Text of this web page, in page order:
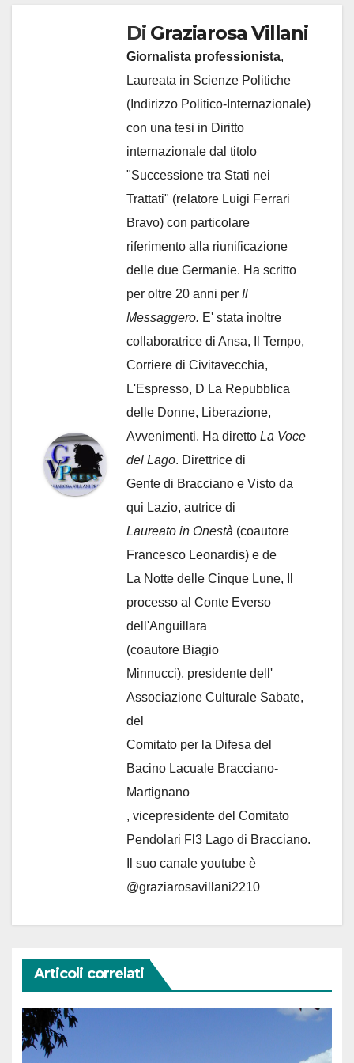
Di Graziarosa Villani
Giornalista professionista,
Laureata in Scienze Politiche
(Indirizzo Politico-Internazionale)
con una tesi in Diritto
internazionale dal titolo
"Successione tra Stati nei
Trattati" (relatore Luigi Ferrari
Bravo) con particolare
riferimento alla riunificazione
delle due Germanie. Ha scritto
per oltre 20 anni per Il
Messaggero. E' stata inoltre
collaboratrice di Ansa, Il Tempo,
Corriere di Civitavecchia,
L'Espresso, D La Repubblica
delle Donne, Liberazione,
Avvenimenti. Ha diretto La Voce
del Lago. Direttrice di
Gente di Bracciano e Visto da
qui Lazio, autrice di
Laureato in Onestà (coautore
Francesco Leonardis) e de
La Notte delle Cinque Lune, Il
processo al Conte Everso
dell'Anguillara
(coautore Biagio
Minnucci), presidente dell'
Associazione Culturale Sabate,
del
Comitato per la Difesa del
Bacino Lacuale Bracciano-
Martignano
, vicepresidente del Comitato
Pendolari Fl3 Lago di Bracciano.
Il suo canale youtube è
@graziarosavillani2210
Articoli correlati